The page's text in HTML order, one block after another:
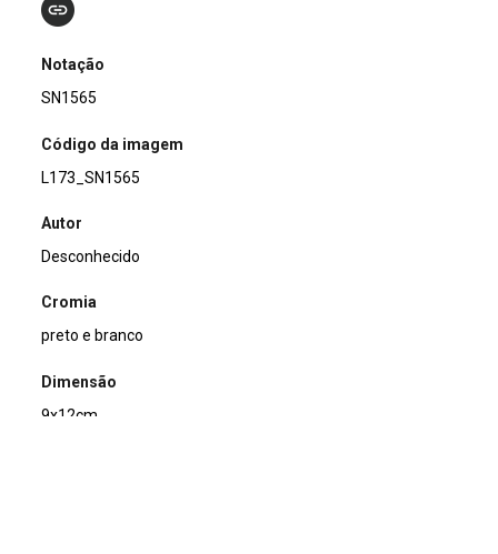
Notação
SN1565
Código da imagem
L173_SN1565
Autor
Desconhecido
Cromia
preto e branco
Dimensão
9x12cm